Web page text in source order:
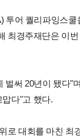
투어 퀄리파잉스
최경주재단은 이
써 20년이 됐다
다"고 했다.
로 대회를 마친